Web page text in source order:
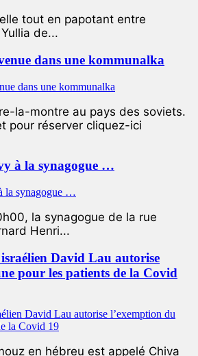
tout en papotant entre
de...
dans une kommunalka
la-montre au pays des soviets.
pour réserver cliquez-ici
à la synagogue …
la synagogue de la rue
Henri...
David Lau autorise
pour les patients de la Covid
en hébreu est appelé Chiva